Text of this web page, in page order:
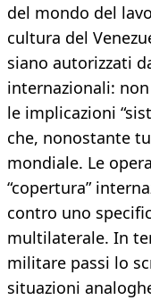
del mondo del
cultura del
siano autorizzati
internazionali:
le implicazioni
che, nonostante
mondiale. Le
“copertura”
contro uno
multilaterale. In
militare passi lo
situazioni